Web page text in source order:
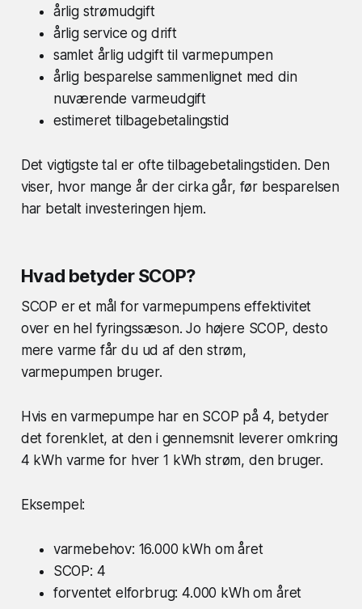
årlig strømudgift
årlig service og drift
samlet årlig udgift til varmepumpen
årlig besparelse sammenlignet med din
nuværende varmeudgift
estimeret tilbagebetalingstid
Det vigtigste tal er ofte tilbagebetalingstiden. Den
viser, hvor mange år der cirka går, før besparelsen
har betalt investeringen hjem.
Hvad betyder SCOP?
SCOP er et mål for varmepumpens effektivitet
over en hel fyringssæson. Jo højere SCOP, desto
mere varme får du ud af den strøm,
varmepumpen bruger.
Hvis en varmepumpe har en SCOP på 4, betyder
det forenklet, at den i gennemsnit leverer omkring
4 kWh varme for hver 1 kWh strøm, den bruger.
Eksempel:
varmebehov: 16.000 kWh om året
SCOP: 4
forventet elforbrug: 4.000 kWh om året